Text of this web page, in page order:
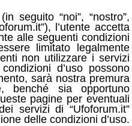
seguito “noi”, “nostro”,
l’utente accetta
alle seguenti condizioni
limitato legalmente
non utilizzare i servizi
d’uso possono
sarà nostra premura
benché sia opportuno
pagine per eventuali
servizi di “Ufoforum.it”
delle condizioni d’uso.